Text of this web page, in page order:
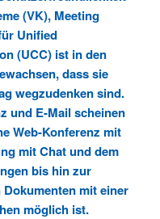
(VK), Meeting
Unified
(UCC) ist in den
dass sie
wegzudenken sind.
und E-Mail scheinen
Web-Konferenz mit
mit Chat und dem
bis hin zur
mit einer
möglich ist.